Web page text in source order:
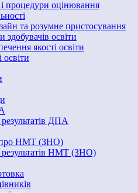
процедури оцінювання
та розумне пристосування
освіти
якості освіти
освіти
ДПА
про НМТ (ЗНО)
НМТ (ЗНО)